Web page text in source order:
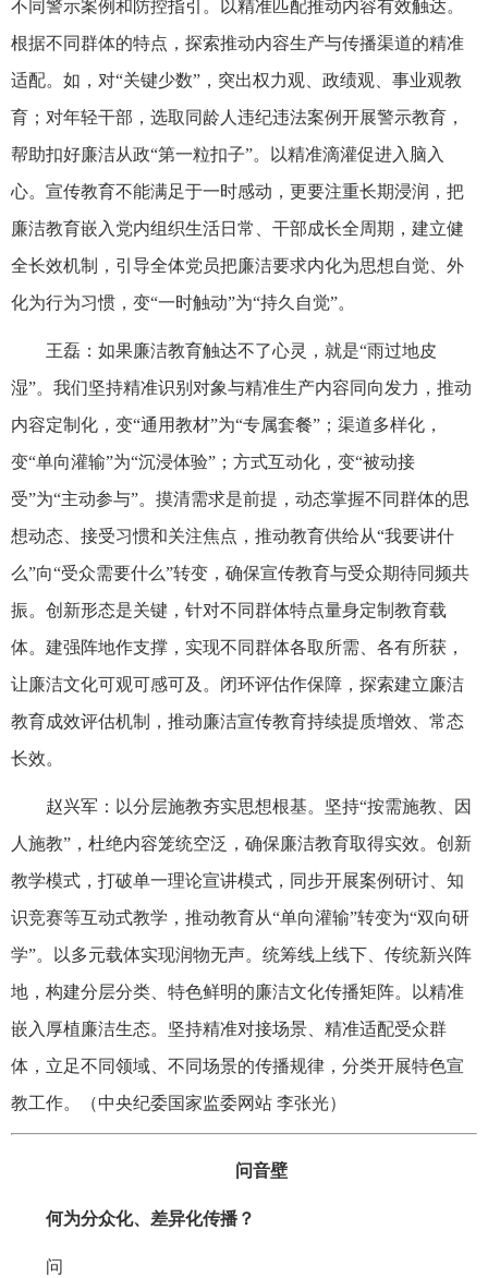
不同警示案例和防控指引。以精准匹配推动内容有效触达。
根据不同群体的特点，探索推动内容生产与传播渠道的精准
适配。如，对“关键少数”，突出权力观、政绩观、事业观教
育；对年轻干部，选取同龄人违纪违法案例开展警示教育，
帮助扣好廉洁从政“第一粒扣子”。以精准滴灌促进入脑入
心。宣传教育不能满足于一时感动，更要注重长期浸润，把
廉洁教育嵌入党内组织生活日常、干部成长全周期，建立健
全长效机制，引导全体党员把廉洁要求内化为思想自觉、外
化为行为习惯，变“一时触动”为“持久自觉”。
王磊：如果廉洁教育触达不了心灵，就是“雨过地皮
湿”。我们坚持精准识别对象与精准生产内容同向发力，推动
内容定制化，变“通用教材”为“专属套餐”；渠道多样化，
变“单向灌输”为“沉浸体验”；方式互动化，变“被动接
受”为“主动参与”。摸清需求是前提，动态掌握不同群体的思
想动态、接受习惯和关注焦点，推动教育供给从“我要讲什
么”向“受众需要什么”转变，确保宣传教育与受众期待同频共
振。创新形态是关键，针对不同群体特点量身定制教育载
体。建强阵地作支撑，实现不同群体各取所需、各有所获，
让廉洁文化可观可感可及。闭环评估作保障，探索建立廉洁
教育成效评估机制，推动廉洁宣传教育持续提质增效、常态
长效。
赵兴军：以分层施教夯实思想根基。坚持“按需施教、因
人施教”，杜绝内容笼统空泛，确保廉洁教育取得实效。创新
教学模式，打破单一理论宣讲模式，同步开展案例研讨、知
识竞赛等互动式教学，推动教育从“单向灌输”转变为“双向研
学”。以多元载体实现润物无声。统筹线上线下、传统新兴阵
地，构建分层分类、特色鲜明的廉洁文化传播矩阵。以精准
嵌入厚植廉洁生态。坚持精准对接场景、精准适配受众群
体，立足不同领域、不同场景的传播规律，分类开展特色宣
教工作。（中央纪委国家监委网站 李张光）
问音壁
何为分众化、差异化传播？
问